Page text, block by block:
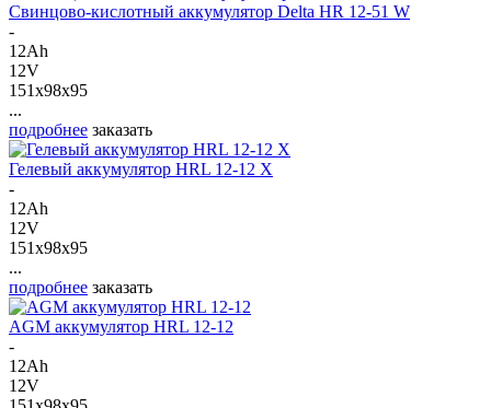
Свинцово-кислотный аккумулятор Delta HR 12-51 W
-
12Ah
12V
151x98x95
...
подробнее заказать
Гелевый аккумулятор HRL 12-12 X
-
12Ah
12V
151x98x95
...
подробнее заказать
AGM аккумулятор HRL 12-12
-
12Ah
12V